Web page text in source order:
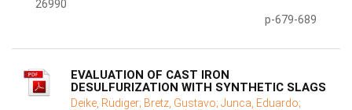
26990
p-679-689
EVALUATION OF CAST IRON
DESULFURIZATION WITH SYNTHETIC SLAGS
Deike, Rüdiger; Bretz, Gustavo; Junca, Eduardo;